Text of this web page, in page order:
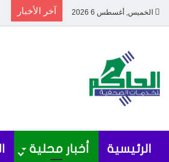
الخميس, أغسطس 6 2026 آخر الأخبار
الرئيسية أخبار محلية